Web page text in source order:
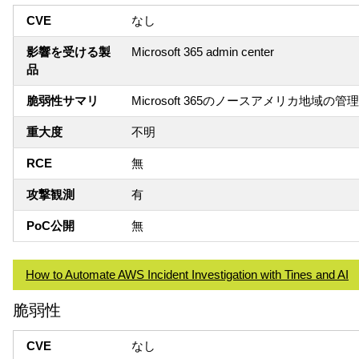
CVE なし
影響を受ける製
品
Microsoft 365 admin center
脆弱性サマリ Microsoft 365のノースアメリカ地域の管
重大度 不明
RCE 無
攻撃観測 有
PoC公開 無
How to Automate AWS Incident Investigation with Tines and AI
脆弱性
CVE なし